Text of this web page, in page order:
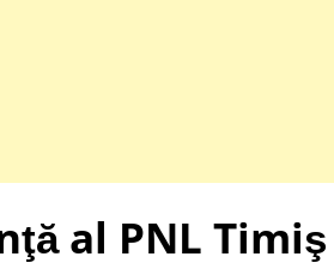
al PNL